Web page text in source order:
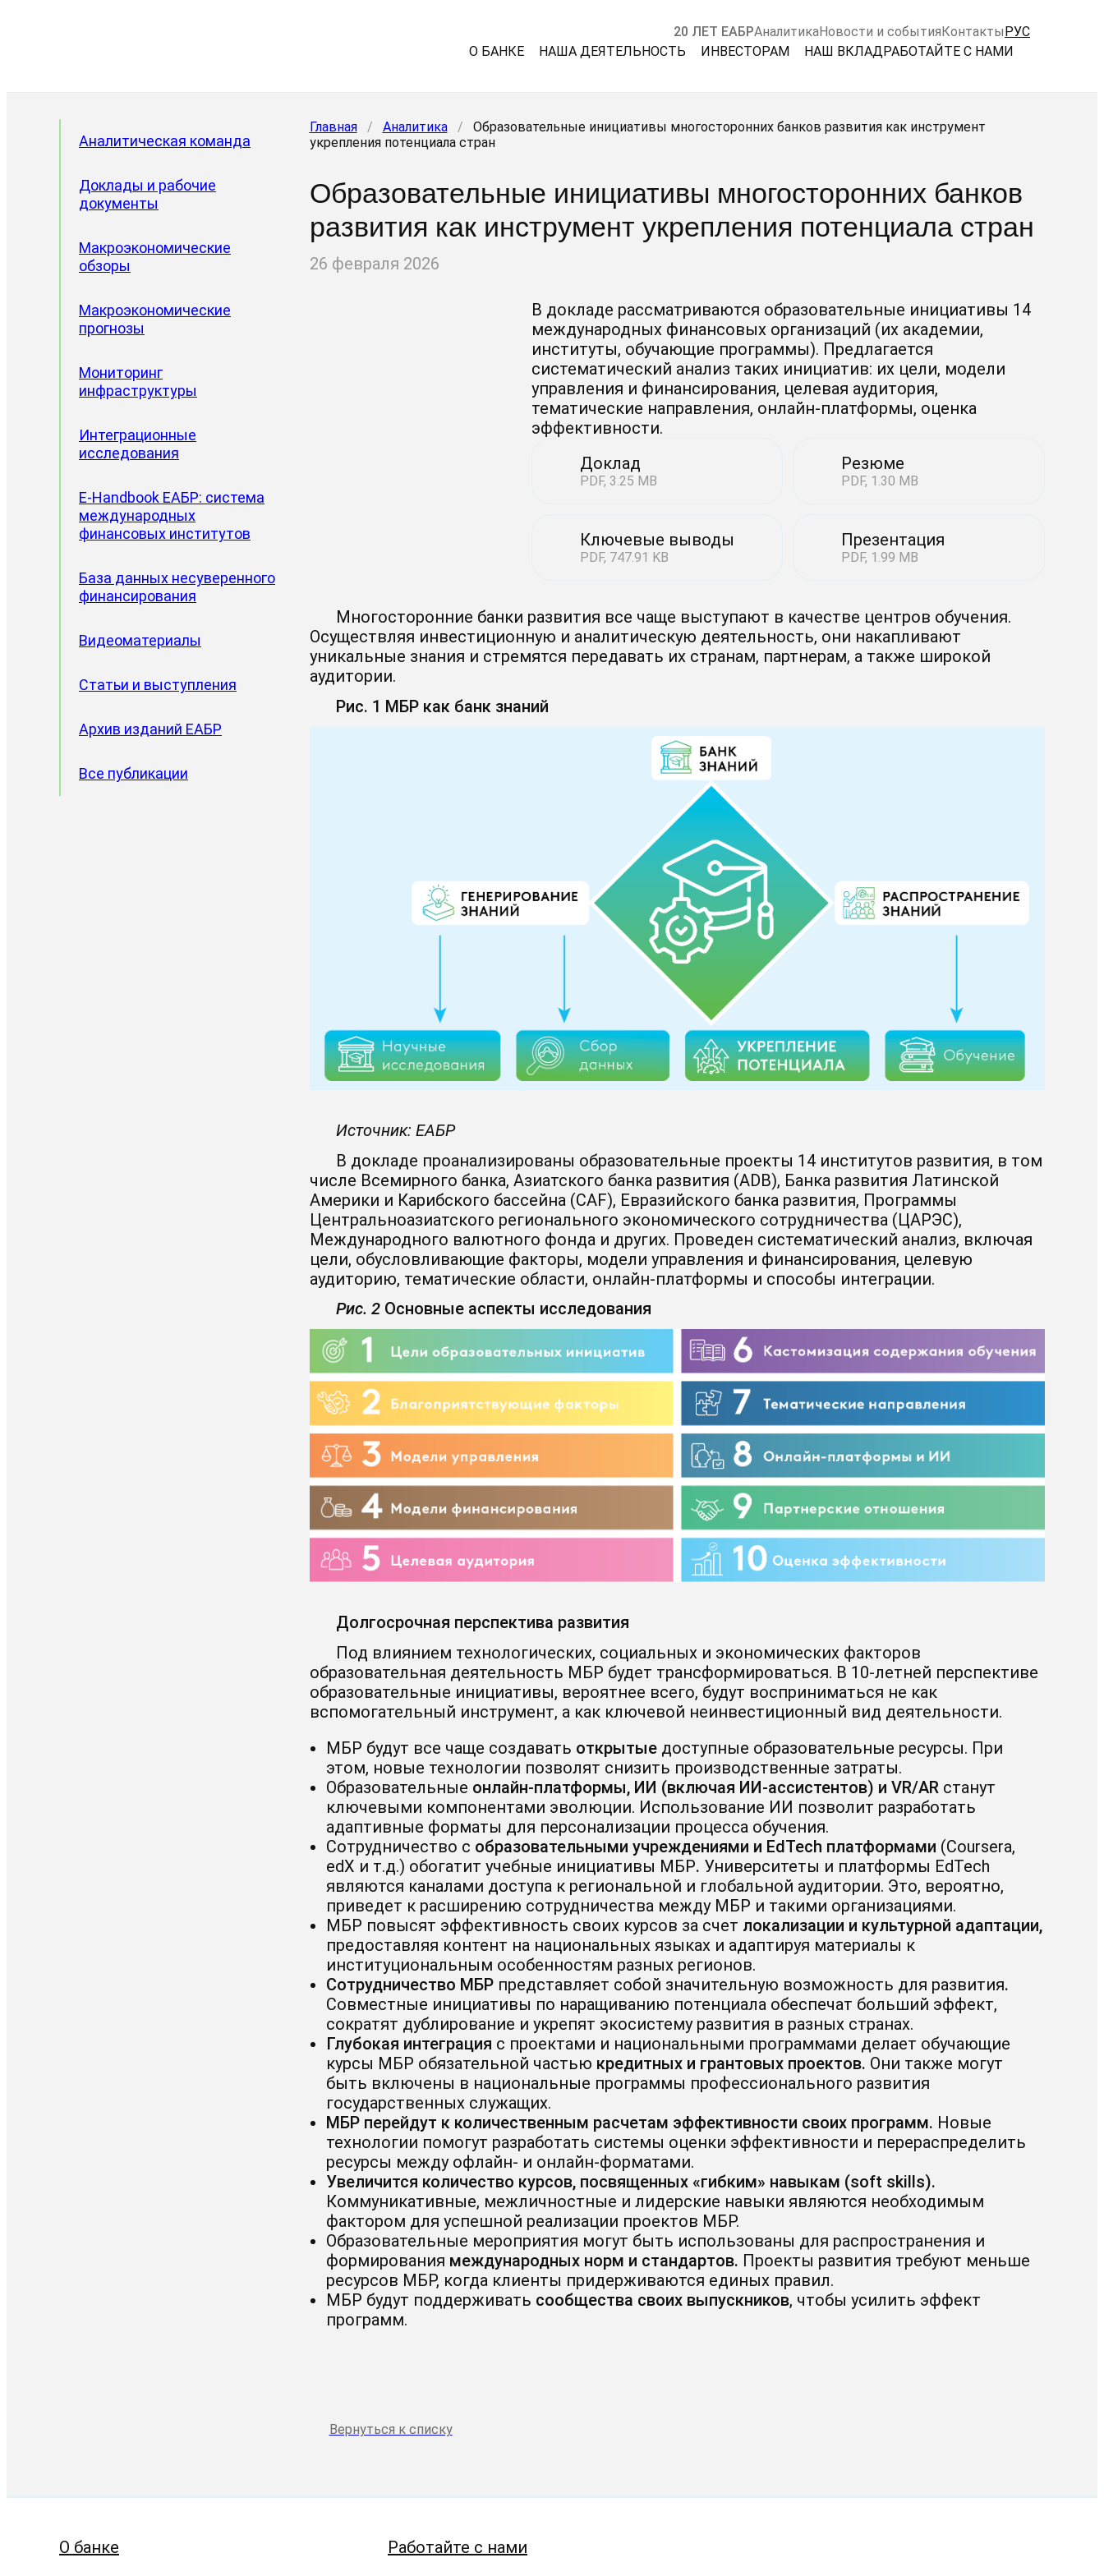
20 ЛЕТ ЕАБРАналитикаНовости и событияКонтактыРУС
О БАНКЕ
НАША ДЕЯТЕЛЬНОСТЬ ИНВЕСТОРАМ НАШ ВКЛАДРАБОТАЙТЕ С НАМИ
Аналитическая команда
Доклады и рабочие
документы
Макроэкономические
обзоры
Макроэкономические
прогнозы
Мониторинг
инфраструктуры
Интеграционные
исследования
Проектные направления
Доклады ЦИИ
E-Handbook ЕАБР: система
международных
финансовых институтов
База данных несуверенного
финансирования
Видеоматериалы
Статьи и выступления
Архив изданий ЕАБР
Все публикации
Главная / Аналитика /
Образовательные инициативы многосторонних банков развития как инструмент
укрепления потенциала стран
Образовательные инициативы многосторонних банков
развития как инструмент укрепления потенциала стран
26 февраля 2026
В докладе рассматриваются образовательные инициативы 14
международных финансовых организаций (их академии,
институты, обучающие программы). Предлагается
систематический анализ таких инициатив: их цели, модели
управления и финансирования, целевая аудитория,
тематические направления, онлайн-платформы, оценка
эффективности.
Доклад
PDF, 3.25 MB
Резюме
PDF, 1.30 MB
Ключевые выводы
PDF, 747.91 KB
Презентация
PDF, 1.99 MB
Многосторонние банки развития все чаще выступают в качестве центров обучения.
Осуществляя инвестиционную и аналитическую деятельность, они накапливают
уникальные знания и стремятся передавать их странам, партнерам, а также широкой
аудитории.
Рис. 1 МБР как банк знаний
Источник: ЕАБР
В докладе проанализированы образовательные проекты 14 институтов развития, в том
числе Всемирного банка, Азиатского банка развития (ADB), Банка развития Латинской
Америки и Карибского бассейна (CAF), Евразийского банка развития, Программы
Центральноазиатского регионального экономического сотрудничества (ЦАРЭС),
Международного валютного фонда и других. Проведен систематический анализ, включая
цели, обусловливающие факторы, модели управления и финансирования, целевую
аудиторию, тематические области, онлайн-платформы и способы интеграции.
Рис. 2Основные аспекты исследования
Долгосрочная перспектива развития
Под влиянием технологических, социальных и экономических факторов
образовательная деятельность МБР будет трансформироваться. В 10-летней перспективе
образовательные инициативы, вероятнее всего, будут восприниматься не как
вспомогательный инструмент, а как ключевой неинвестиционный вид деятельности.
МБР будут все чаще создавать открытые доступные образовательные ресурсы. При
этом, новые технологии позволят снизить производственные затраты.
Образовательные онлайн-платформы, ИИ (включая ИИ-ассистентов) и VR/AR станут
ключевыми компонентами эволюции. Использование ИИ позволит разработать
адаптивные форматы для персонализации процесса обучения.
Сотрудничество с образовательными учреждениями и EdTech платформами (Coursera,
edX и т.д.) обогатит учебные инициативы МБР. Университеты и платформы EdTech
являются каналами доступа к региональной и глобальной аудитории. Это, вероятно,
приведет к расширению сотрудничества между МБР и такими организациями.
МБР повысят эффективность своих курсов за счет локализации и культурной адаптации,
предоставляя контент на национальных языках и адаптируя материалы к
институциональным особенностям разных регионов.
Сотрудничество МБРпредставляет собой значительную возможность для развития.
Совместные инициативы по наращиванию потенциала обеспечат больший эффект,
сократят дублирование и укрепят экосистему развития в разных странах.
Глубокая интеграция с проектами и национальными программами делает обучающие
курсы МБР обязательной частью кредитных и грантовых проектов. Они также могут
быть включены в национальные программы профессионального развития
государственных служащих.
МБР перейдут к количественным расчетам эффективности своих программ. Новые
технологии помогут разработать системы оценки эффективности и перераспределить
ресурсы между офлайн- и онлайн-форматами.
Увеличится количество курсов, посвященных «гибким» навыкам (soft skills).
Коммуникативные, межличностные и лидерские навыки являются необходимым
фактором для успешной реализации проектов МБР.
Образовательные мероприятия могут быть использованы для распространения и
формирования международных норм и стандартов. Проекты развития требуют меньше
ресурсов МБР, когда клиенты придерживаются единых правил.
МБР будут поддерживать сообщества своих выпускников, чтобы усилить эффект
программ.
Вернуться к списку
О банке Работайте с нами